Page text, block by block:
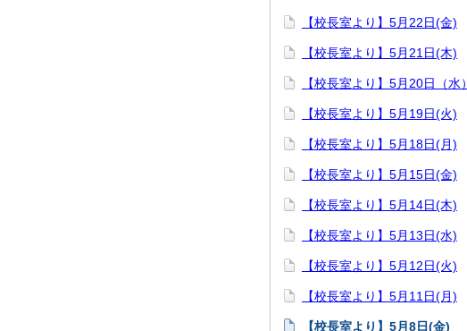
【校長室より】5月22日(金)
【校長室より】5月21日(木)
【校長室より】5月20日（水）
【校長室より】5月19日(火)
【校長室より】5月18日(月)
【校長室より】5月15日(金)
【校長室より】5月14日(木)
【校長室より】5月13日(水)
【校長室より】5月12日(火)
【校長室より】5月11日(月)
【校長室より】5月8日(金)